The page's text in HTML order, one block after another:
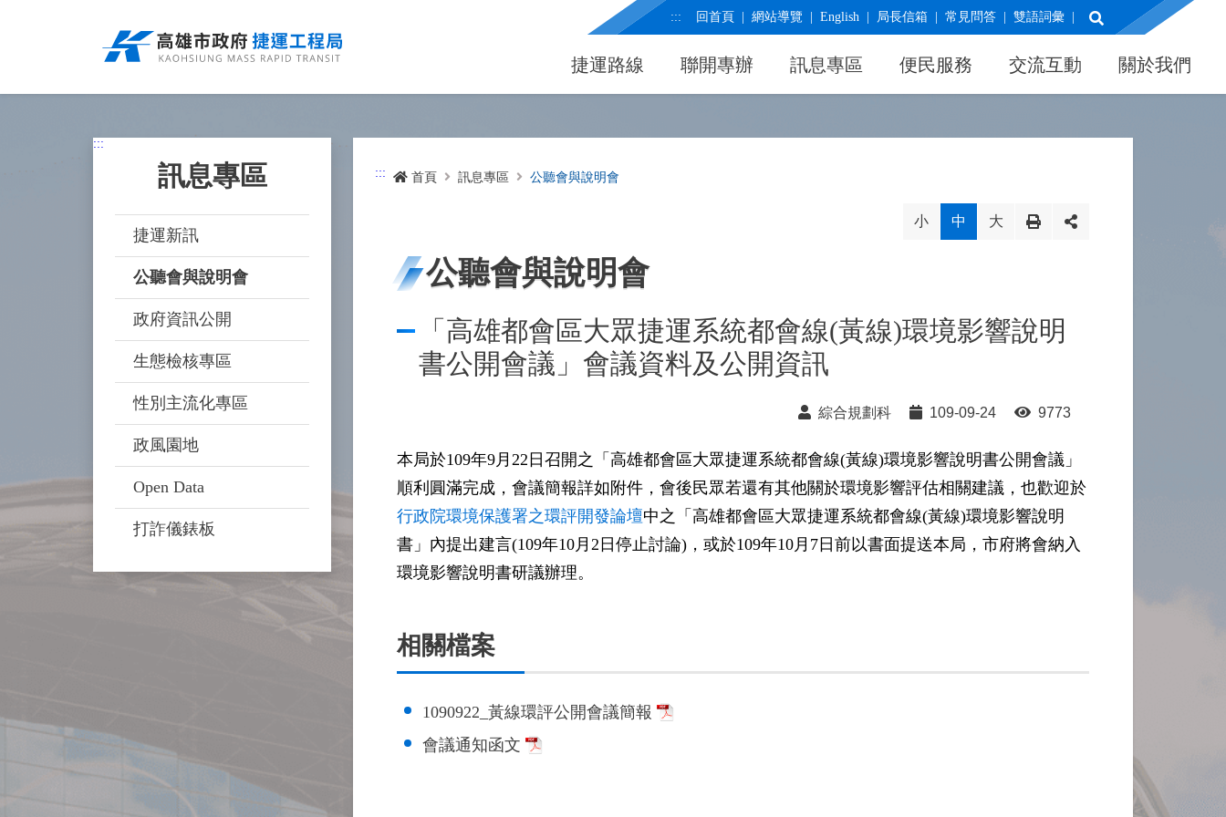
::: 回首頁 網站導覽 English 局長信箱 常見問答 雙語詞彙 展開搜尋
捷運路線 聯開專辦 訊息專區 便民服務 交流互動 關於我們
:::
訊息專區
捷運新訊
公聽會與說明會
政府資訊公開
生態檢核專區
性別主流化專區
政風園地
Open Data
打詐儀錶板
::: 首頁 訊息專區 公聽會與說明會
小 中 大
公聽會與說明會
「高雄都會區大眾捷運系統都會線(黃線)環境影響說明
書公開會議」會議資料及公開資訊
綜合規劃科 109-09-24 9773
本局於109年9月22日召開之「高雄都會區大眾捷運系統都會線(黃線)環境影響說明書公開會議」
順利圓滿完成，會議簡報詳如附件，會後民眾若還有其他關於環境影響評估相關建議，也歡迎於
行政院環境保護署之環評開發論壇中之「高雄都會區大眾捷運系統都會線(黃線)環境影響說明
書」內提出建言(109年10月2日停止討論)，或於109年10月7日前以書面提送本局，市府將會納入
環境影響說明書研議辦理。
相關檔案
1090922_黃線環評公開會議簡報
會議通知函文